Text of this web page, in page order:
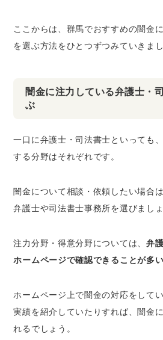
ここからは、群馬でおすすめの闇金
を選ぶ方法をひとつずつみていきまし
闇金に注力している弁護士・
ぶ
一口に弁護士・司法書士といっても
する分野はそれぞれです。
闇金について相談・依頼したい場合
弁護士や司法書士事務所を選びましょ
注力分野・得意分野については、 弁
ホームページで確認できることが多い
ホームページ上で闇金の対応をして
実績を紹介していたりすれば、闇金
れるでしょう。